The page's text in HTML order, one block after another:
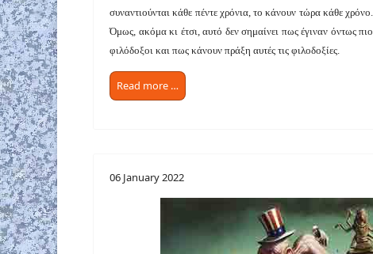
συναντιούνται κάθε πέντε χρόνια, το κάνουν τώρα κάθε χρόνο.
Όμως, ακόμα κι έτσι, αυτό δεν σημαίνει πως έγιναν όντως πιο
φιλόδοξοι και πως κάνουν πράξη αυτές τις φιλοδοξίες.
Read more …
06 January 2022